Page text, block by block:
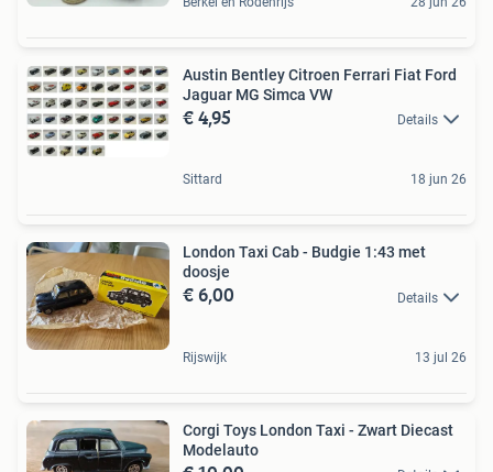
Austin Bentley Citroen Ferrari Fiat Ford
Jaguar MG Simca VW
€ 4,95 Details
Sittard 18 jun 26
London Taxi Cab - Budgie 1:43 met
doosje
€ 6,00 Details
Rijswijk 13 jul 26
Corgi Toys London Taxi - Zwart Diecast
Modelauto